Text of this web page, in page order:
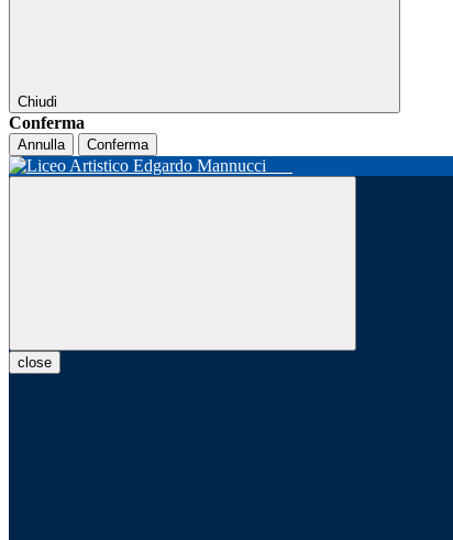
Chiudi
Conferma
Annulla Conferma
close